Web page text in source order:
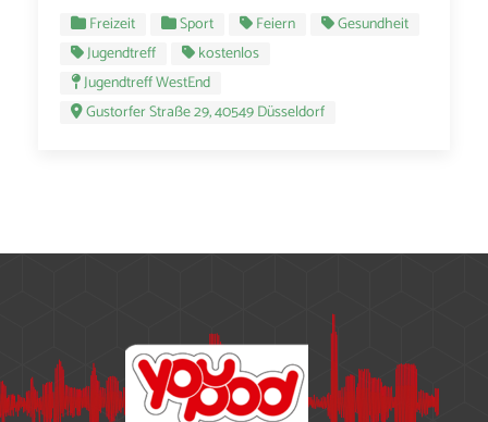
Freizeit Sport Feiern
Gesundheit
Jugendtreff
kostenlos
Jugendtreff WestEnd
Gustorfer Straße 29, 40549 Düsseldorf